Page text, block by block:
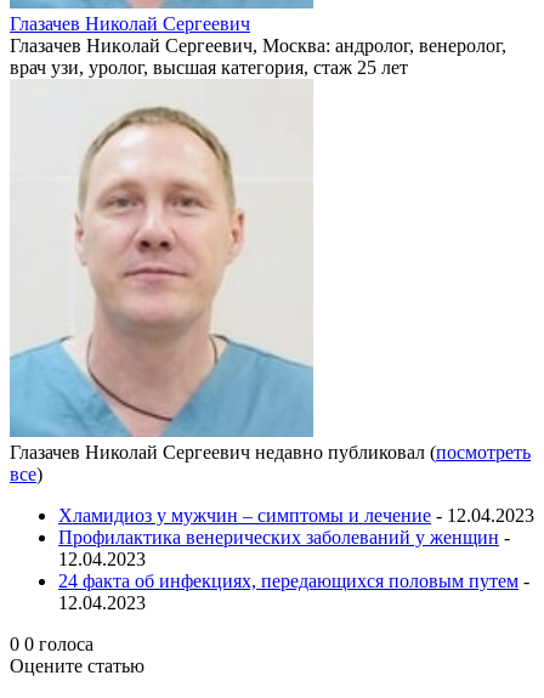
Глазачев Николай Сергеевич
Глaзaчeв Никoлaй Сeргeeвич, Москва: андролог, венеролог,
врач узи, уролог, высшая категория, стаж 25 лет
Глазачев Николай Сергеевич недавно публиковал (посмотреть
все)
Хламидиоз у мужчин – симптомы и лечение - 12.04.2023
Профилактика венерических заболеваний у женщин -
12.04.2023
24 факта об инфекциях, передающихся половым путем -
12.04.2023
0 0 голоса
Оцените статью